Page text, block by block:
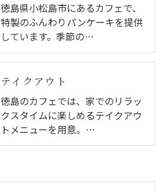
徳島県小松島市にあるカフェで、
特製のふんわりパンケーキを提供
しています。季節の…
テイクアウト
徳島のカフェでは、家でのリラッ
クスタイムに楽しめるテイクアウ
トメニューを用意。…